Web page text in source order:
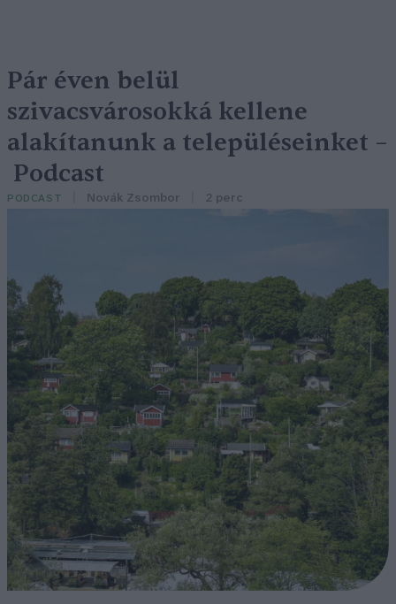
Pár éven belül
szivacsvárosokká kellene
alakítanunk a településeinket –
Podcast
PODCAST Novák Zsombor 2 perc